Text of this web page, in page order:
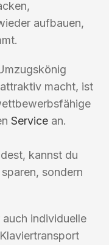
aufbauen,
macht, ist
Service an.
kannst du
sondern
individuelle